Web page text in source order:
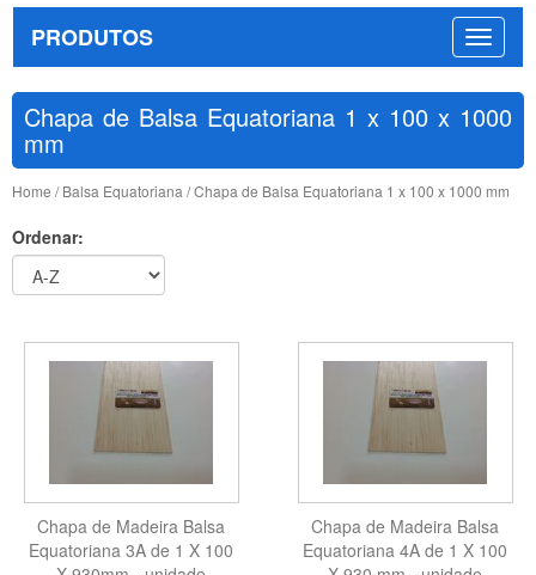
PRODUTOS
Chapa de Balsa Equatoriana 1 x 100 x 1000
mm
Home /Balsa Equatoriana / Chapa de Balsa Equatoriana 1 x 100 x 1000 mm
Ordenar:
Chapa de Madeira Balsa
Equatoriana 3A de 1 X 100
Chapa de Madeira Balsa
Equatoriana 4A de 1 X 100